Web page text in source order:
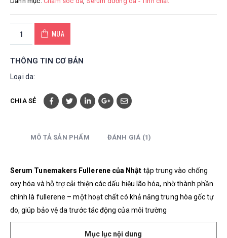
MUA
THÔNG TIN CƠ BẢN
Loại da:
CHIA SẺ
MÔ TẢ SẢN PHẨM ĐÁNH GIÁ (1)
Serum Tunemakers Fullerene của Nhật tập trung vào chống
oxy hóa và hỗ trợ cải thiện các dấu hiệu lão hóa, nhờ thành phần
chính là fullerene – một hoạt chất có khả năng trung hòa gốc tự
do, giúp bảo vệ da trước tác động của môi trường
Mục lục nội dung